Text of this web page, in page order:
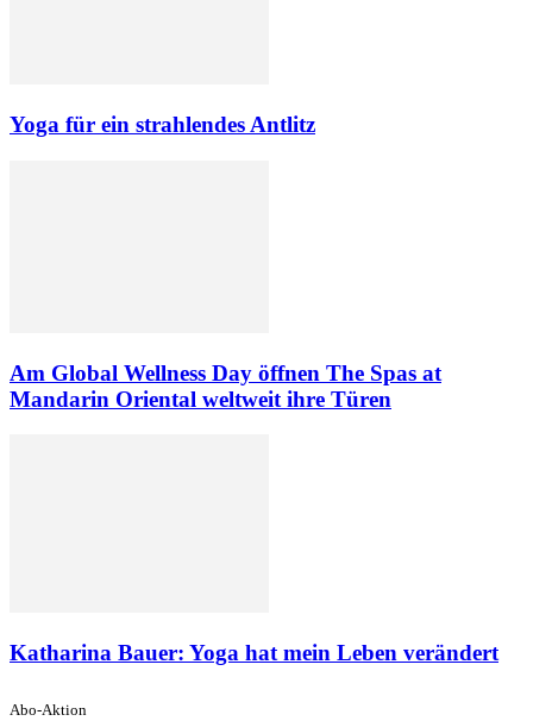
Yoga für ein strahlendes Antlitz
Am Global Wellness Day öffnen The Spas at
Mandarin Oriental weltweit ihre Türen
Katharina Bauer: Yoga hat mein Leben verändert
Abo-Aktion